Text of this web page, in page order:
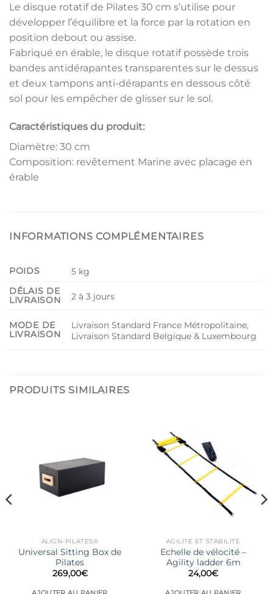
Le disque rotatif de Pilates 30 cm s’utilise pour
développer l’équilibre et la force par la rotation en
position debout ou assise.
Fabriqué en érable, le disque rotatif possède trois
bandes antidérapantes transparentes sur le dessus
et deux tampons anti-dérapants en dessous côté
sol pour les empêcher de glisser sur le sol.
Caractéristiques du produit:
Diamètre: 30 cm
Composition: revêtement Marine avec placage en
érable
INFORMATIONS COMPLÉMENTAIRES
POIDS
5 kg
DÉLAIS DE
LIVRAISON
2 à 3 jours
MODE DE
LIVRAISON
Livraison Standard France Métropolitaine,
Livraison Standard Belgique & Luxembourg
PRODUITS SIMILAIRES
ALIGN-PILATES®
Universal Sitting Box de
Pilates
269,00€
AGILITÉ ET STABILITÉ
Echelle de vélocité –
Agility ladder 6m
24,00€